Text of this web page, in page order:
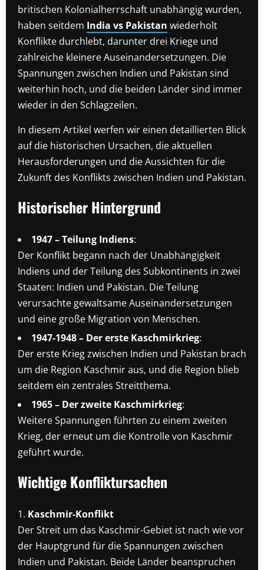
britischen Kolonialherrschaft unabhängig wurden,
haben seitdem India vs Pakistan wiederholt
Konflikte durchlebt, darunter drei Kriege und
zahlreiche kleinere Auseinandersetzungen. Die
Spannungen zwischen Indien und Pakistan sind
weiterhin hoch, und die beiden Länder sind immer
wieder in den Schlagzeilen.
In diesem Artikel werfen wir einen detaillierten Blick
auf die historischen Ursachen, die aktuellen
Herausforderungen und die Aussichten für die
Zukunft des Konflikts zwischen Indien und Pakistan.
Historischer Hintergrund
1947 – Teilung Indiens:
Der Konflikt begann nach der Unabhängigkeit
Indiens und der Teilung des Subkontinents in zwei
Staaten: Indien und Pakistan. Die Teilung
verursachte gewaltsame Auseinandersetzungen
und eine große Migration von Menschen.
1947-1948 – Der erste Kaschmirkrieg:
Der erste Krieg zwischen Indien und Pakistan brach
um die Region Kaschmir aus, und die Region blieb
seitdem ein zentrales Streitthema.
1965 – Der zweite Kaschmirkrieg:
Weitere Spannungen führten zu einem zweiten
Krieg, der erneut um die Kontrolle von Kaschmir
geführt wurde.
Wichtige Konfliktursachen
Kaschmir-Konflikt
Der Streit um das Kaschmir-Gebiet ist nach wie vor
der Hauptgrund für die Spannungen zwischen
Indien und Pakistan. Beide Länder beanspruchen